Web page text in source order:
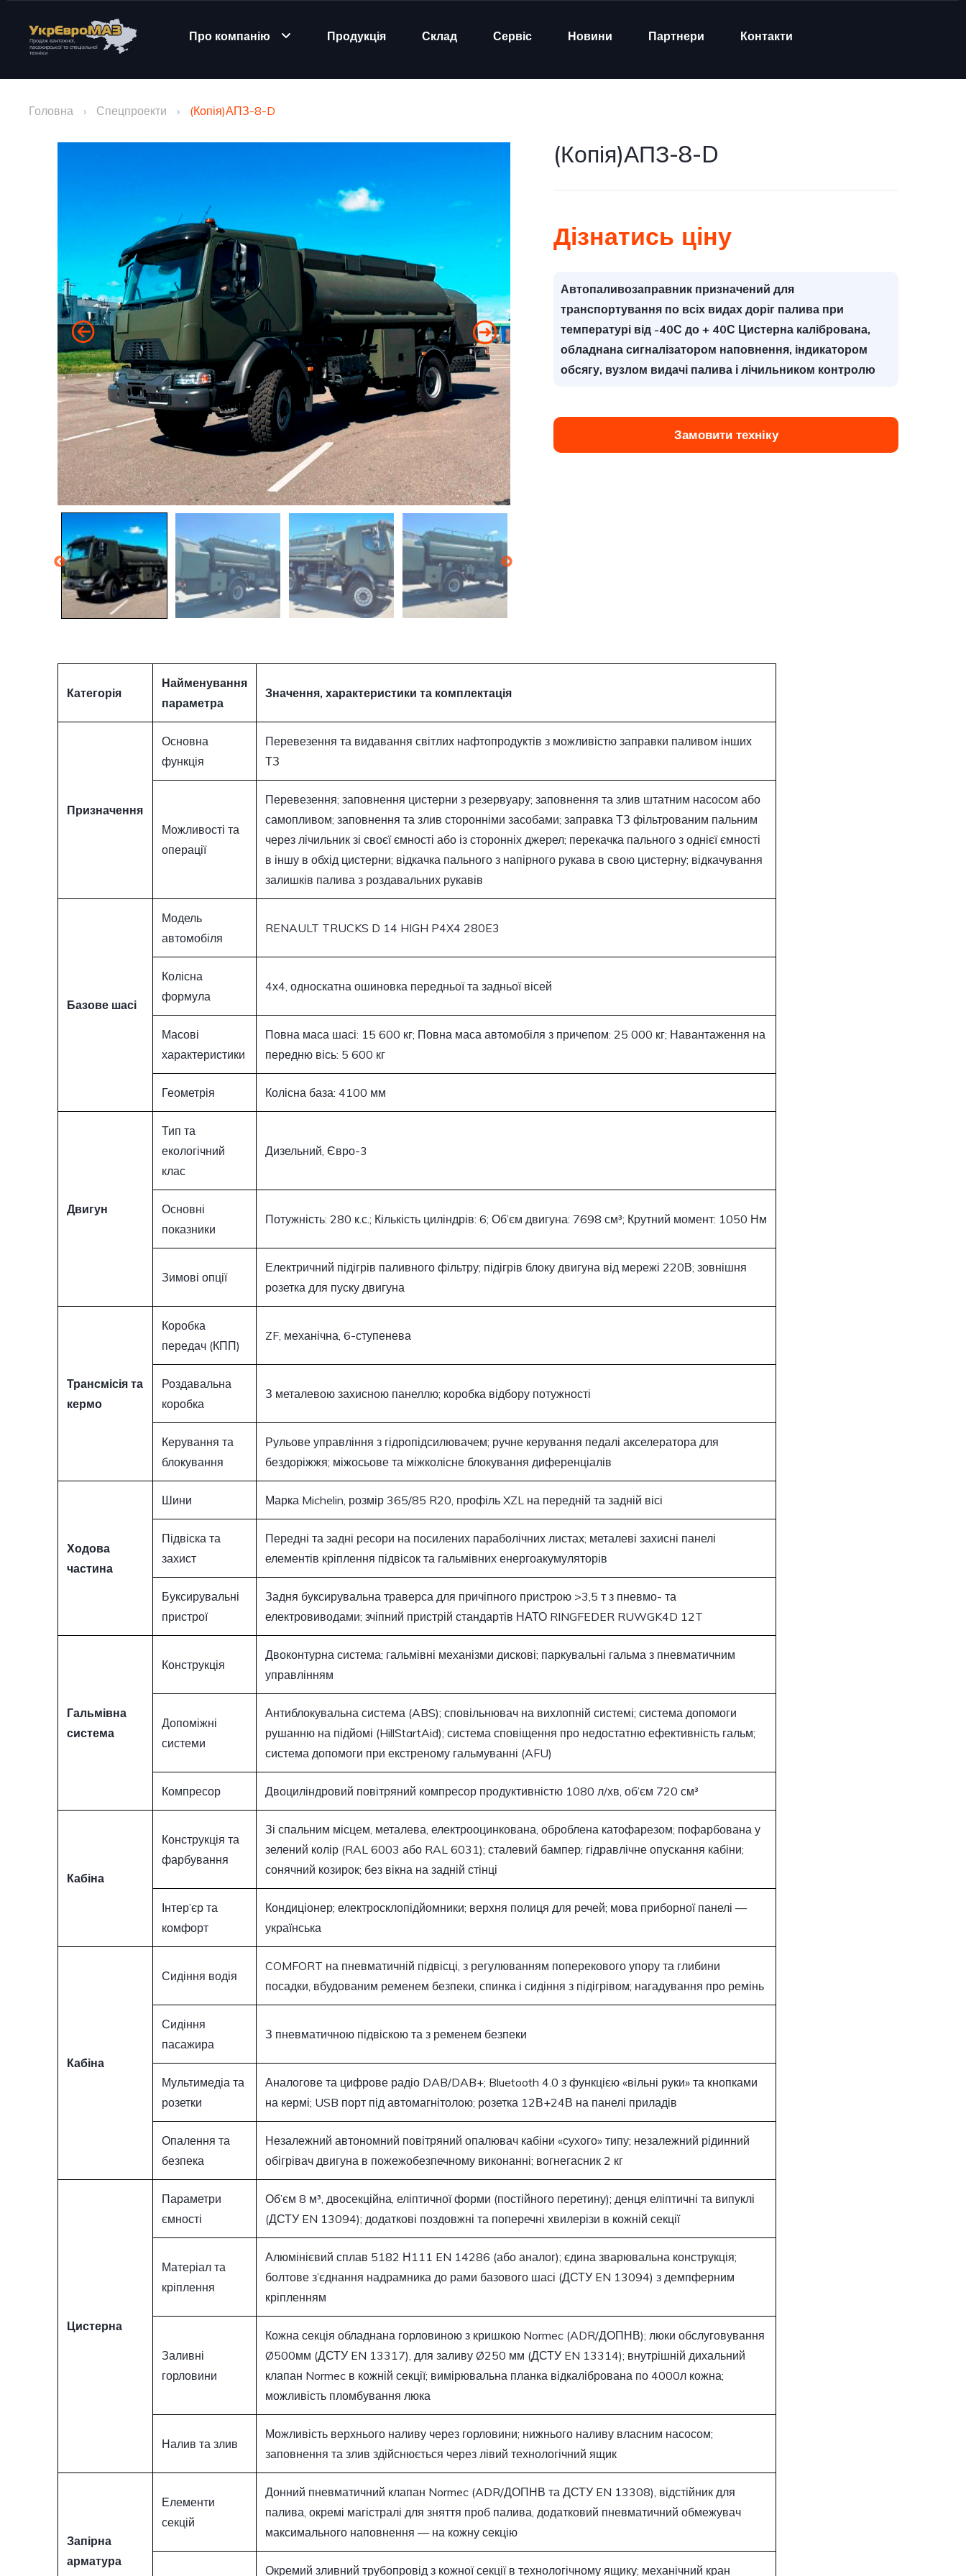
Про компанію Продукція Склад Сервіс Новини Партнери Контакти
Головна › Спецпроекти › (Копія)АПЗ-8-D
(Копія)АПЗ-8-D
Дізнатись ціну
Автопаливозаправник призначений для
транспортування по всіх видах доріг палива при
температурі від -40С до + 40С Цистерна калібрована,
обладнана сигналізатором наповнення, індикатором
обсягу, вузлом видачі палива і лічильником контролю
Замовити техніку
Категорія
Найменування
параметра
Значення, характеристики та комплектація
Призначення
Основна
функція
Перевезення та видавання світлих нафтопродуктів з можливістю заправки паливом інших
ТЗ
Можливості та
операції
Перевезення; заповнення цистерни з резервуару; заповнення та злив штатним насосом або
самопливом; заповнення та злив сторонніми засобами; заправка ТЗ фільтрованим пальним
через лічильник зі своєї ємності або із сторонніх джерел; перекачка пального з однієї ємності
в іншу в обхід цистерни; відкачка пального з напірного рукава в свою цистерну; відкачування
залишків палива з роздавальних рукавів
Базове шасі
Модель
автомобіля
RENAULT TRUCKS D 14 HIGH P4X4 280E3
Колісна
формула
4х4, односкатна ошиновка передньої та задньої вісей
Масові
характеристики
Повна маса шасі: 15 600 кг; Повна маса автомобіля з причепом: 25 000 кг; Навантаження на
передню вісь: 5 600 кг
Геометрія Колісна база: 4100 мм
Двигун
Тип та
екологічний
клас
Дизельний, Євро-3
Основні
показники
Потужність: 280 к.с.; Кількість циліндрів: 6; Об’єм двигуна: 7698 см³; Крутний момент: 1050 Нм
Зимові опції
Електричний підігрів паливного фільтру; підігрів блоку двигуна від мережі 220В; зовнішня
розетка для пуску двигуна
Трансмісія та
кермо
Коробка
передач (КПП)
ZF, механічна, 6-ступенева
Роздавальна
коробка
З металевою захисною панеллю; коробка відбору потужності
Керування та
блокування
Рульове управління з гідропідсилювачем; ручне керування педалі акселератора для
бездоріжжя; міжосьове та міжколісне блокування диференціалів
Ходова
частина
Шини Марка Michelin, розмір 365/85 R20, профіль XZL на передній та задній вісі
Підвіска та
захист
Передні та задні ресори на посилених параболічних листах; металеві захисні панелі
елементів кріплення підвісок та гальмівних енергоакумуляторів
Буксирувальні
пристрої
Задня буксирувальна траверса для причіпного пристрою >3,5 т з пневмо- та
електровиводами; зчіпний пристрій стандартів НАТО RINGFEDER RUWGK4D 12T
Гальмівна
система
Конструкція
Двоконтурна система; гальмівні механізми дискові; паркувальні гальма з пневматичним
управлінням
Допоміжні
системи
Антиблокувальна система (ABS); сповільнювач на вихлопній системі; система допомоги
рушанню на підйомі (HillStartAid); система сповіщення про недостатню ефективність гальм;
система допомоги при екстреному гальмуванні (AFU)
Компресор Двоциліндровий повітряний компресор продуктивністю 1080 л/хв, об’єм 720 см³
Кабіна
Конструкція та
фарбування
Зі спальним місцем, металева, електрооцинкована, оброблена катофарезом; пофарбована у
зелений колір (RAL 6003 або RAL 6031); сталевий бампер; гідравлічне опускання кабіни;
сонячний козирок; без вікна на задній стінці
Інтер’єр та
комфорт
Кондиціонер; електросклопідйомники; верхня полиця для речей; мова приборної панелі —
українська
Кабіна
Сидіння водія
COMFORT на пневматичній підвісці, з регулюванням поперекового упору та глибини
посадки, вбудованим ременем безпеки, спинка і сидіння з підігрівом; нагадування про ремінь
Сидіння
пасажира
З пневматичною підвіскою та з ременем безпеки
Мультимедіа та
розетки
Аналогове та цифрове радіо DAB/DAB+; Bluetooth 4.0 з функцією «вільні руки» та кнопками
на кермі; USB порт під автомагнітолою; розетка 12В+24В на панелі приладів
Опалення та
безпека
Незалежний автономний повітряний опалювач кабіни «сухого» типу; незалежний рідинний
обігрівач двигуна в пожежобезпечному виконанні; вогнегасник 2 кг
Цистерна
Параметри
ємності
Об’єм 8 м³, двосекційна, еліптичної форми (постійного перетину); денця еліптичні та випуклі
(ДСТУ EN 13094); додаткові поздовжні та поперечні хвилерізи в кожній секції
Матеріал та
кріплення
Алюмінієвий сплав 5182 Н111 EN 14286 (або аналог); єдина зварювальна конструкція;
болтове з’єднання надрамника до рами базового шасі (ДСТУ EN 13094) з демпферним
кріпленням
Заливні
горловини
Кожна секція обладнана горловиною з кришкою Normec (ADR/ДОПНВ); люки обслуговування
Ø500мм (ДСТУ EN 13317), для заливу Ø250 мм (ДСТУ EN 13314); внутрішній дихальний
клапан Normec в кожній секції; вимірювальна планка відкалібрована по 4000л кожна;
можливість пломбування люка
Налив та злив
Можливість верхнього наливу через горловини; нижнього наливу власним насосом;
заповнення та злив здійснюється через лівий технологічний ящик
Запірна
арматура
Елементи
секцій
Донний пневматичний клапан Normec (ADR/ДОПНВ та ДСТУ EN 13308), відстійник для
палива, окремі магістралі для зняття проб палива, додатковий пневматичний обмежувач
максимального наповнення — на кожну секцію
Окремий зливний трубопровід з кожної секції в технологічному ящику; механічний кран